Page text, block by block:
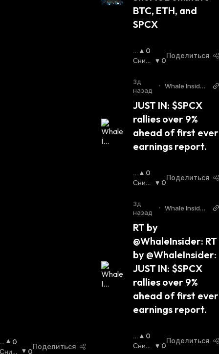
0
0
Поделиться
BTC, ETH, and
SPCX
П
О
Ы
Ш
Ю
Щ
Й
С
0
Сниж
Йся
0
Поделиться
3д
назад
• Whale Insider
JUST IN: $SPCX
rallies over 9%
ahead of first ever
earnings report.
П
О
Ы
Ш
Ю
Щ
И
Й
С
Я
0
Сниж
Йся
0
Поделиться
3д
назад
• Whale Insider
RT by
@WhaleInsider: RT
by @WhaleInsider:
JUST IN: $SPCX
rallies over 9%
ahead of first ever
earnings report.
П
О
0
Сниж
0
Поделиться